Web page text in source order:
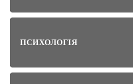
ПСИХОЛОГІЯ